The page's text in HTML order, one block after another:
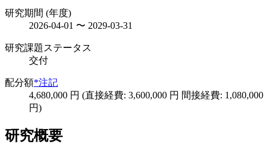
研究期間 (年度)
2026-04-01 〜 2029-03-31
研究課題ステータス
交付
配分額*注記
4,680,000 円 (直接経費: 3,600,000 円 間接経費: 1,080,000
円)
研究概要